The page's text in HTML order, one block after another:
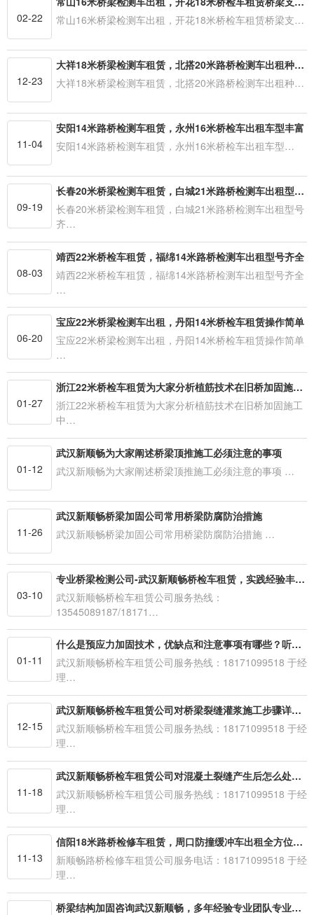
02-22
常山16米桥梁检测车出租，开花18米桥检车租赁桥梁支…
12-23
大祥18米桥梁检测车租赁，北搭20米路桥检测车出租种类齐全
大祥18米桥梁检测车租赁，北搭20米路桥检测车出租种…
11-04
安阳14米路桥检测车租赁，永州16米桥检车出租车型丰富
安阳14米路桥检测车租赁，永州16米桥检车出租车型…
09-19
长春20米桥梁检测车租赁，白城21米路桥检测车出租型号齐全
长春20米桥梁检测车租赁，白城21米路桥检测车出租型号
齐…
08-03
靖西22米桥检车租赁，福绵14米路桥检测车出租型号齐全
靖西22米桥检车租赁，福绵14米路桥检测车出租型号齐全
…
06-20
宝应22米桥梁检测车出租，丹阳14米桥检车租赁操作简单
宝应22米桥梁检测车出租，丹阳14米桥检车租赁操作简单
…
01-27
浙江22米桥检车租赁为大家分析植筋技术在旧桥加固施工中的优势
浙江22米桥检车租赁为大家分析植筋技术在旧桥加固施工
中…
01-12
武汉新顺畅为大家阐述桥梁顶推施工必须注意的事项
武汉新顺畅为大家阐述桥梁顶推施工必须注意的事项 …
11-26
武汉新顺畅桥梁加固公司常用桥梁防腐防治措施
武汉新顺畅桥梁加固公司常用桥梁防腐防治措施 …
03-10
专业桥梁检测公司-武汉新顺畅桥检车租赁，实践经验丰富行业首选
武汉新顺畅桥检车租赁公司服务热线：
13545089187/18171…
01-11
什么是预应力加固技术，优缺点和注意事项有哪些？听武汉新顺畅来解答
武汉新顺畅桥检车租赁公司服务热线：18171099518 于经
理…
12-15
武汉新顺畅桥检车租赁公司对桥梁裂缝灌浆施工步骤详细讲解
武汉新顺畅桥检车租赁公司服务热线：18171099518 于经
理…
11-18
武汉新顺畅桥检车租赁公司对混凝土裂缝产生后怎么处理？全套秘籍在这里
武汉新顺畅桥检车租赁公司服务热线：18171099518 于经
理…
11-13
信阳18米路桥检修车租赁，周口防撞缓冲车出租全方位服务
新顺畅路桥检修车租赁公司服务电话：18171099518 于经
理…
桥梁结构加固咨询武汉新顺畅，多年经验专业团队专业施工